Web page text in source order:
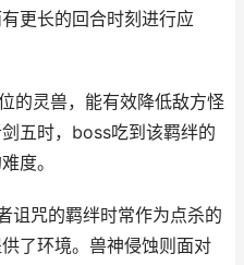
更长的回合时刻进行应
的灵兽，能有效降低敌方怪
五时，boss吃到该羁绊的
度。
诅咒的羁绊时常作为点杀的
了环境。兽神侵蚀则面对